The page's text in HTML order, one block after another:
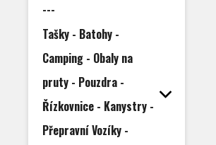
---
Tašky - Batohy -
Camping - Obaly na
pruty - Pouzdra -
Řízkovnice - Kanystry -
Přepravní Vozíky -